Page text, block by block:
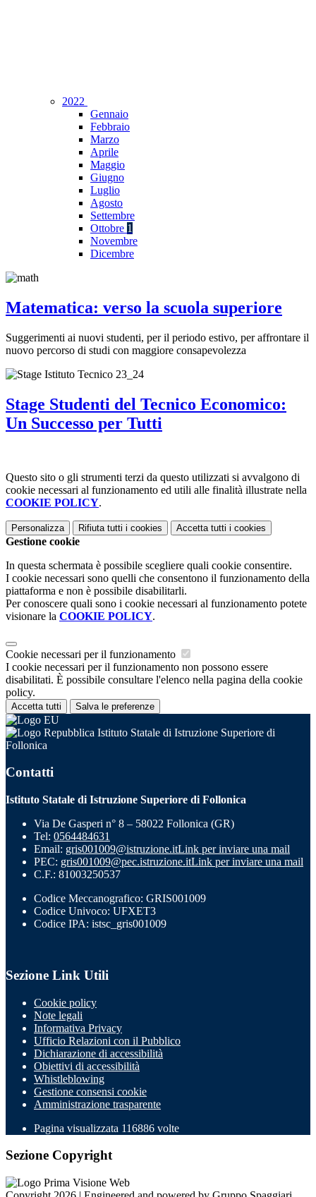
2022
Gennaio
Febbraio
Marzo
Aprile
Maggio
Giugno
Luglio
Agosto
Settembre
Ottobre 1
Novembre
Dicembre
Matematica: verso la scuola superiore
Suggerimenti ai nuovi studenti, per il periodo estivo, per affrontare il
nuovo percorso di studi con maggiore consapevolezza
Stage Studenti del Tecnico Economico:
Un Successo per Tutti
Questo sito o gli strumenti terzi da questo utilizzati si avvalgono di
cookie necessari al funzionamento ed utili alle finalità illustrate nella
COOKIE POLICY.
Personalizza Rifiuta tutti i cookies Accetta tutti i cookies
Gestione cookie
In questa schermata è possibile scegliere quali cookie consentire.
I cookie necessari sono quelli che consentono il funzionamento della
piattaforma e non è possibile disabilitarli.
Per conoscere quali sono i cookie necessari al funzionamento potete
visionare la COOKIE POLICY.
Cookie necessari per il funzionamento
I cookie necessari per il funzionamento non possono essere
disabilitati. È possibile consultare l'elenco nella pagina della cookie
policy.
Accetta tutti Salva le preferenze
Istituto Statale di Istruzione Superiore di
Follonica
Contatti
Istituto Statale di Istruzione Superiore di Follonica
Via De Gasperi n° 8 – 58022 Follonica (GR)
Tel: 0564484631
Email: gris001009@istruzione.itLink per inviare una mail
PEC: gris001009@pec.istruzione.itLink per inviare una mail
C.F.: 81003250537
Codice Meccanografico: GRIS001009
Codice Univoco: UFXET3
Codice IPA: istsc_gris001009
Sezione Link Utili
Cookie policy
Note legali
Informativa Privacy
Ufficio Relazioni con il Pubblico
Dichiarazione di accessibilità
Obiettivi di accessibilità
Whistleblowing
Gestione consensi cookie
Amministrazione trasparente
Pagina visualizzata 116886 volte
Sezione Copyright